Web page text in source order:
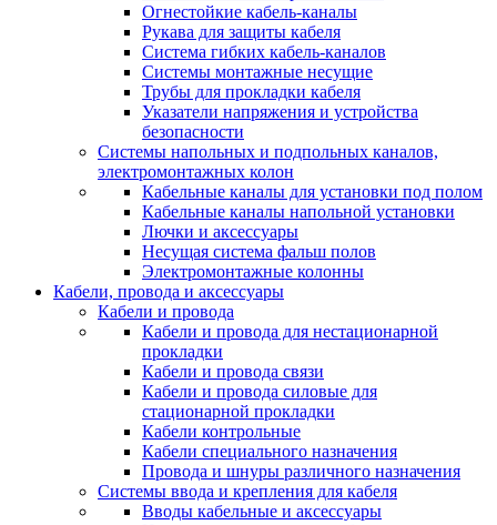
Огнестойкие кабель-каналы
Рукава для защиты кабеля
Система гибких кабель-каналов
Системы монтажные несущие
Трубы для прокладки кабеля
Указатели напряжения и устройства
безопасности
Системы напольных и подпольных каналов,
электромонтажных колон
Кабельные каналы для установки под полом
Кабельные каналы напольной установки
Лючки и аксессуары
Несущая система фальш полов
Электромонтажные колонны
Кабели, провода и аксессуары
Кабели и провода
Кабели и провода для нестационарной
прокладки
Кабели и провода связи
Кабели и провода силовые для
стационарной прокладки
Кабели контрольные
Кабели специального назначения
Провода и шнуры различного назначения
Системы ввода и крепления для кабеля
Вводы кабельные и аксессуары